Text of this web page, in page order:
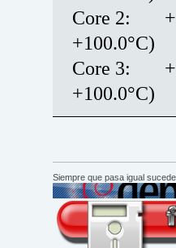
Core 2:
+100.0°C)
Core 3:
+100.0°C)
Siempre que pasa igual